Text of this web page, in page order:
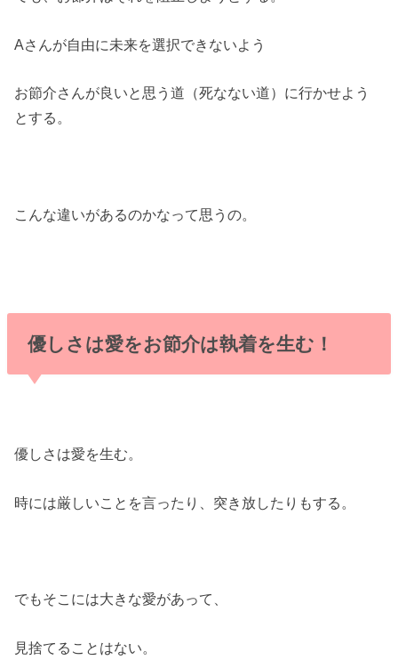
Aさんが自由に未来を選択できないよう
お節介さんが良いと思う道（死なない道）に行かせよう
とする。
こんな違いがあるのかなって思うの。
優しさは愛をお節介は執着を生む！
優しさは愛を生む。
時には厳しいことを言ったり、突き放したりもする。
でもそこには大きな愛があって、
見捨てることはない。